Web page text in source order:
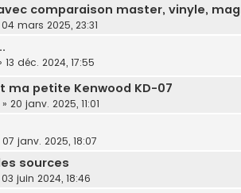
comparaison master, vinyle,
04 mars 2025, 23:31
13 déc. 2024, 17:55
ma petite Kenwood KD-07
» 20 janv. 2025, 11:01
07 janv. 2025, 18:07
sources
03 juin 2024, 18:46